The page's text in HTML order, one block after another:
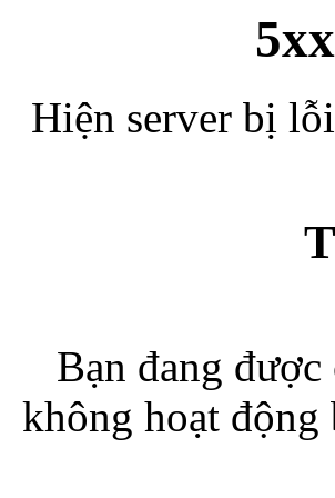
Hiện server bị
Bạn đang
không hoạt động